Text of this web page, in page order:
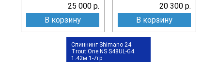
25 000 р.
В корзину
20 300 р.
В корзину
Спиннинг Shimano 24
Trout One NS S48UL-G4
1.42м 1-7гр